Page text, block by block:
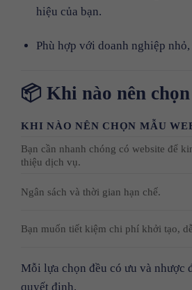
hiệu của bạn.
Phù hợp với doanh nghiệp
📦 Khi nào nên chọn
KHI NÀO NÊN CHỌN MẪU
Bạn cần nhanh chóng có website để
thiệu dịch vụ.
Ngân sách và thời gian hạn chế.
Bạn muốn tiết kiệm chi phí khởi tạo,
Mỗi lựa chọn đều có ưu và
quyết định.